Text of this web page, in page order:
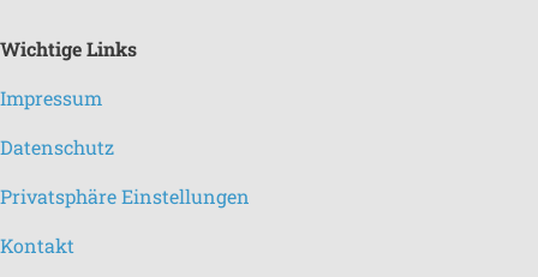
Wichtige Links
Impressum
Datenschutz
Privatsphäre Einstellungen
Kontakt